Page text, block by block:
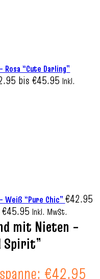
Rosa “Cute Darling”
bis €45.95 Inkl.
Weiß “Pure Chic” €42.95
€45.95 Inkl. MwSt.
mit Nieten –
Spirit”
€42.95